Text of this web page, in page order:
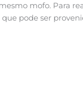
mofo. Para
pode ser